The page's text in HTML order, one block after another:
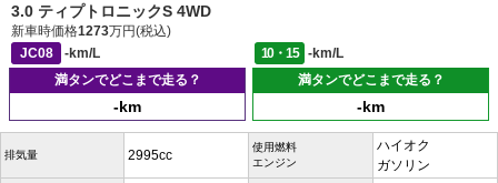
3.0 ティプトロニックS 4WD
新車時価格1273万円(税込)
JC08
-km/L 10・15
-km/L
満タンでどこまで走る？
-km
満タンでどこまで走る？
-km
排気量 2995cc
使用燃料
エンジン
ハイオク
ガソリン